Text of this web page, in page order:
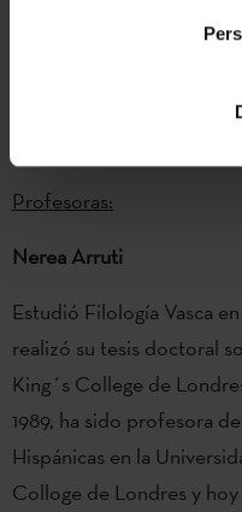
Profesoras:
Nerea Arruti
Estudió Filología Vasca
realizó su tesis doctoral
King´s College de
1989, ha sido profesora
Hispánicas en la
Colloge de Londres y